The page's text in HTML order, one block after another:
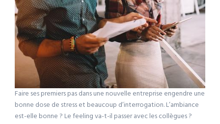
Faire ses premiers pas dans une nouvelle entreprise engendre une
bonne dose de stress et beaucoup d’interrogation. L’ambiance
est-elle bonne ? Le feeling va-t-il passer avec les collègues ?